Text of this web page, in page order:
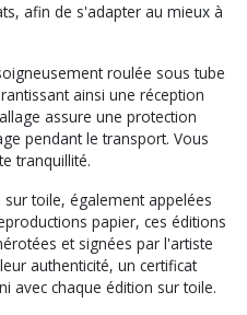
afin de s'adapter au mieux à
roulée sous tube
ainsi une réception
assure une protection
pendant le transport. Vous
tranquillité.
toile, également appelées
papier, ces éditions
et signées par l'artiste
authenticité, un certificat
avec chaque édition sur toile.